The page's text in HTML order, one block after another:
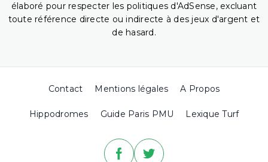
élaboré pour respecter les politiques d'AdSense, excluant
toute référence directe ou indirecte à des jeux d'argent et
de hasard.
Contact Mentions légales A Propos
Hippodromes Guide Paris PMU Lexique Turf